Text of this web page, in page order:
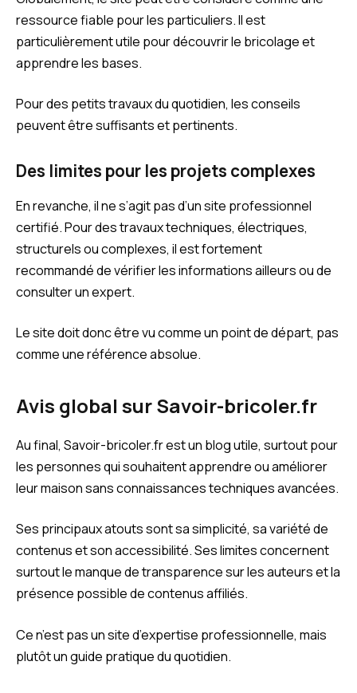
ressource fiable pour les particuliers. Il est
particulièrement utile pour découvrir le bricolage et
apprendre les bases.
Pour des petits travaux du quotidien, les conseils
peuvent être suffisants et pertinents.
Des limites pour les projets complexes
En revanche, il ne s’agit pas d’un site professionnel
certifié. Pour des travaux techniques, électriques,
structurels ou complexes, il est fortement
recommandé de vérifier les informations ailleurs ou de
consulter un expert.
Le site doit donc être vu comme un point de départ, pas
comme une référence absolue.
Avis global sur Savoir-bricoler.fr
Au final, Savoir-bricoler.fr est un blog utile, surtout pour
les personnes qui souhaitent apprendre ou améliorer
leur maison sans connaissances techniques avancées.
Ses principaux atouts sont sa simplicité, sa variété de
contenus et son accessibilité. Ses limites concernent
surtout le manque de transparence sur les auteurs et la
présence possible de contenus affiliés.
Ce n’est pas un site d’expertise professionnelle, mais
plutôt un guide pratique du quotidien.